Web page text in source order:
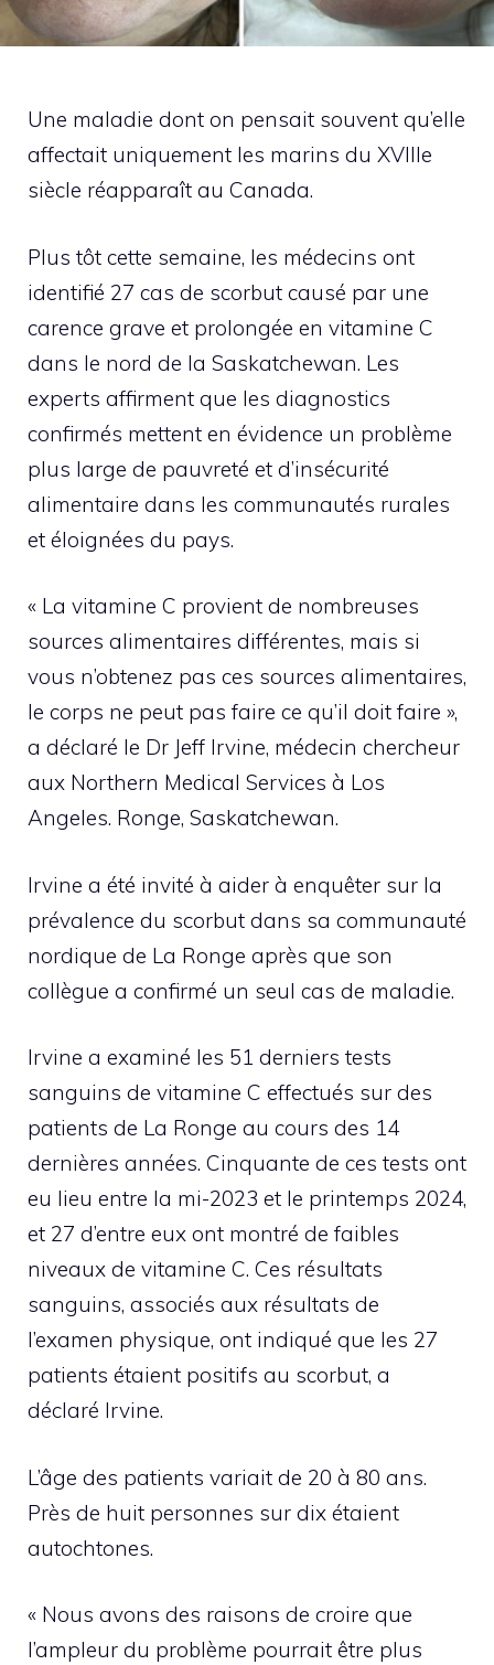
Une maladie dont on pensait souvent qu’elle
affectait uniquement les marins du XVIIIe
siècle réapparaît au Canada.
Plus tôt cette semaine, les médecins ont
identifié 27 cas de scorbut causé par une
carence grave et prolongée en vitamine C
dans le nord de la Saskatchewan. Les
experts affirment que les diagnostics
confirmés mettent en évidence un problème
plus large de pauvreté et d’insécurité
alimentaire dans les communautés rurales
et éloignées du pays.
« La vitamine C provient de nombreuses
sources alimentaires différentes, mais si
vous n’obtenez pas ces sources alimentaires,
le corps ne peut pas faire ce qu’il doit faire »,
a déclaré le Dr Jeff Irvine, médecin chercheur
aux Northern Medical Services à Los
Angeles. Ronge, Saskatchewan.
Irvine a été invité à aider à enquêter sur la
prévalence du scorbut dans sa communauté
nordique de La Ronge après que son
collègue a confirmé un seul cas de maladie.
Irvine a examiné les 51 derniers tests
sanguins de vitamine C effectués sur des
patients de La Ronge au cours des 14
dernières années. Cinquante de ces tests ont
eu lieu entre la mi-2023 et le printemps 2024,
et 27 d’entre eux ont montré de faibles
niveaux de vitamine C. Ces résultats
sanguins, associés aux résultats de
l’examen physique, ont indiqué que les 27
patients étaient positifs au scorbut, a
déclaré Irvine.
L’âge des patients variait de 20 à 80 ans.
Près de huit personnes sur dix étaient
autochtones.
« Nous avons des raisons de croire que
l’ampleur du problème pourrait être plus